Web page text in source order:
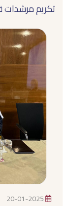
تكريم مرشدات
20-01-2025